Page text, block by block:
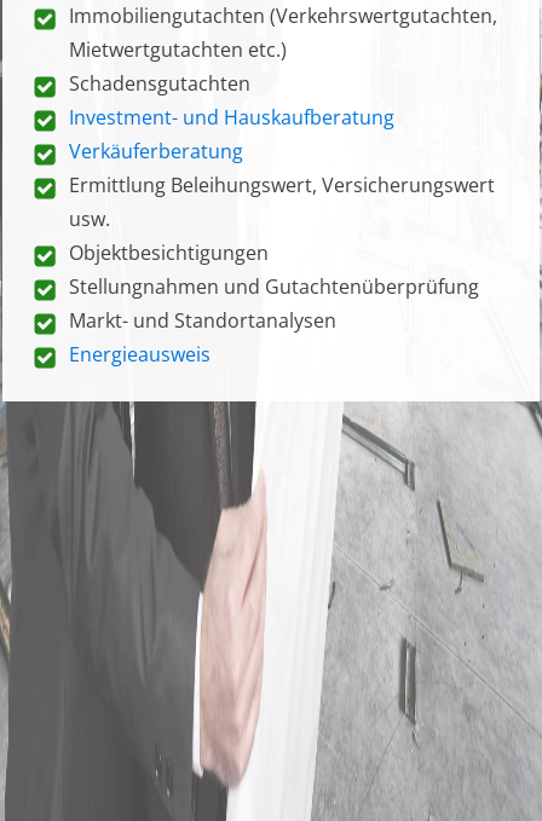
Immobiliengutachten (Verkehrswertgutachten,
Mietwertgutachten etc.)
Schadensgutachten
Investment- und Hauskaufberatung
Verkäuferberatung
Ermittlung Beleihungswert, Versicherungswert
usw.
Objektbesichtigungen
Stellungnahmen und Gutachtenüberprüfung
Markt- und Standortanalysen
Energieausweis